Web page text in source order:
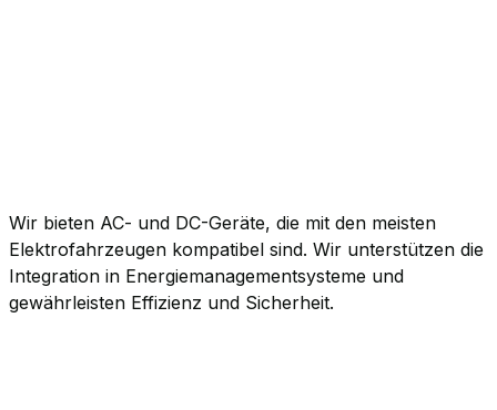
Wir bieten AC- und DC-Geräte, die mit den meisten
Elektrofahrzeugen kompatibel sind. Wir unterstützen die
Integration in Energiemanagementsysteme und
gewährleisten Effizienz und Sicherheit.